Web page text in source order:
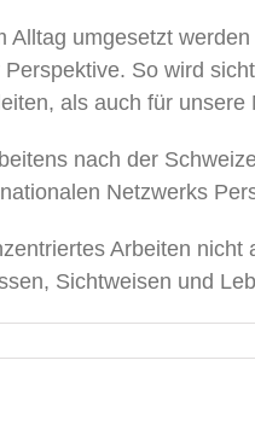
umgesetzt
So wird
als auch für unsere
nach der
Netzwerks
Arbeiten
Sichtweisen und